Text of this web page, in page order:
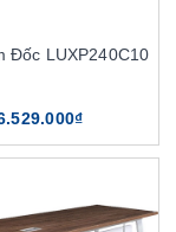
Đốc LUXP240C10